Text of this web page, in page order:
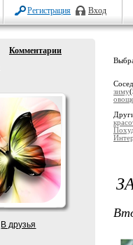
Регистрация Вход
Комментарии
В друзья
зиму